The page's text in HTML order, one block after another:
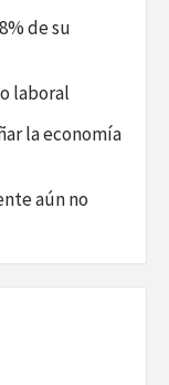
de su
laboral
la economía
aún no